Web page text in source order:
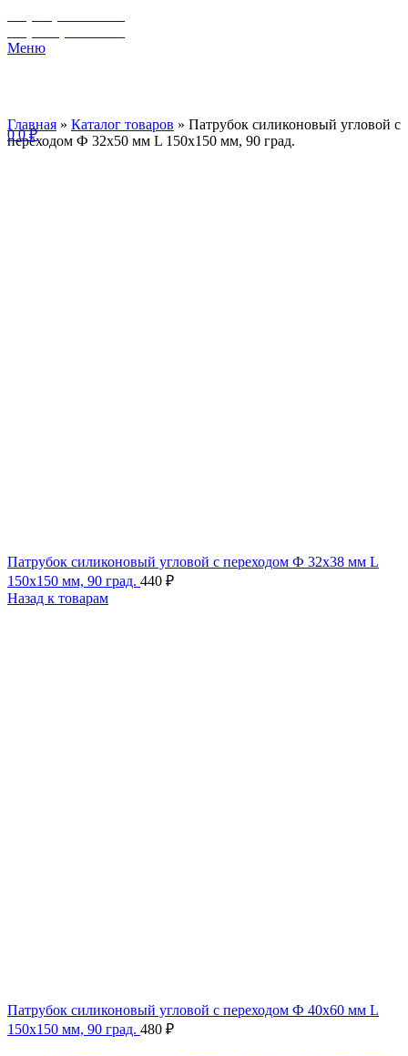
Меню
00₽
Главная » Каталог товаров » Патрубок силиконовый угловой с
переходом Ф 32х50 мм L 150х150 мм, 90 град.
Патрубок силиконовый угловой с переходом Ф 32х38 мм L
150х150 мм, 90 град. 440 ₽
Назад к товарам
Патрубок силиконовый угловой с переходом Ф 40х60 мм L
150х150 мм, 90 град. 480 ₽